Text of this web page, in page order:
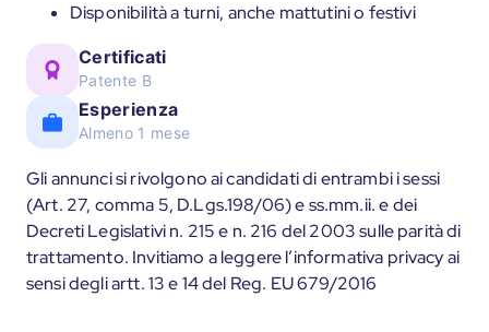
Disponibilità a turni, anche mattutini o festivi
Certificati
Patente B
Esperienza
Almeno 1 mese
Gli annunci si rivolgono ai candidati di entrambi i sessi
(Art. 27, comma 5, D.Lgs.198/06) e ss.mm.ii. e dei
Decreti Legislativi n. 215 e n. 216 del 2003 sulle parità di
trattamento. Invitiamo a leggere l’informativa privacy ai
sensi degli artt. 13 e 14 del Reg. EU 679/2016